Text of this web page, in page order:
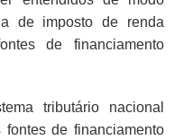
de imposto de renda
de financiamento
tributário nacional
de financiamento